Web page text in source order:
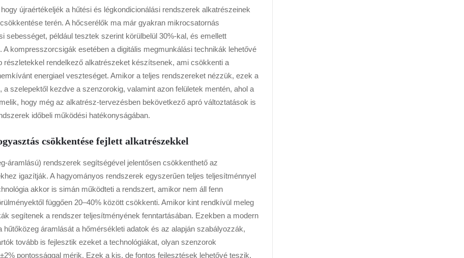
újraértékeljék a hűtési és légkondicionálási rendszerek alkatrészeinek
terén. A hőcserélők ma már gyakran mikrocsatornás
sebességet, például tesztek szerint körülbelül 30%-kal, és emellett
kompresszorcsigák esetében a digitális megmunkálási technikák lehetővé
rendelkező alkatrészeket készítsenek, ami csökkenti a
energiael veszteséget. Amikor a teljes rendszereket nézzük, ezek a
szelepektől kezdve a szenzorokig, valamint azon felületek mentén, ahol a
hogy még az alkatrész-tervezésben bekövetkező apró változtatások is
időbeli működési hatékonyságában.
csökkentése fejlett alkatrészekkel
áramlású) rendszerek segítségével jelentősen csökkenthető az
igazítják. A hagyományos rendszerek egyszerűen teljes teljesítménnyel
akkor is simán működteti a rendszert, amikor nem áll fenn
függően 20–40% között csökkenti. Amikor kint rendkívül meleg
segítenek a rendszer teljesítményének fenntartásában. Ezekben a modern
áramlását a hőmérsékleti adatok és az alapján szabályozzák,
tovább is fejlesztik ezeket a technológiákat, olyan szenzorok
pontossággal mérik. Ezek a kis, de fontos fejlesztések lehetővé teszik,